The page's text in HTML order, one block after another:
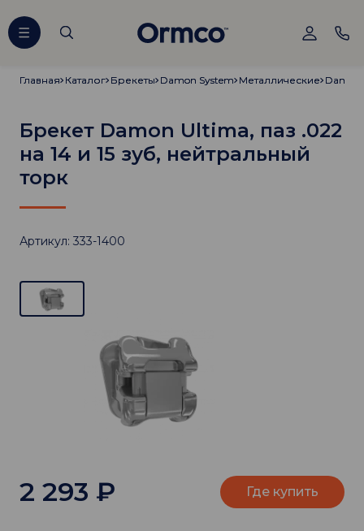
Главная
Главная Каталог
Каталог Брекеты
Брекеты Damon System
Damon System Металлические
Металлические
Брекет Damon Ultima, паз .022
на 14 и 15 зуб, нейтральный
торк
Артикул: 333-1400
2 293 ₽ Где купить